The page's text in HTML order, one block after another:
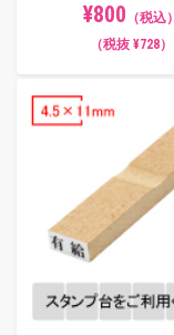
¥800 （税込）
（税抜 ¥728）